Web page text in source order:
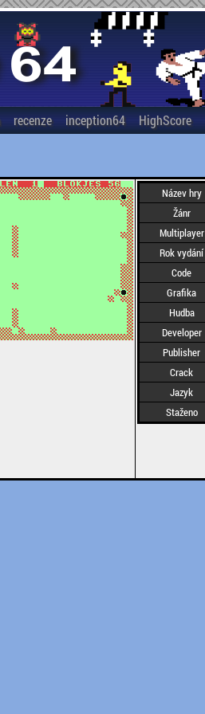
recenze inception64 HighScore
Název hry
Žánr
Multiplayer
Rok vydání
Code
Grafika
Hudba
Developer
Publisher
Crack
Jazyk
Staženo